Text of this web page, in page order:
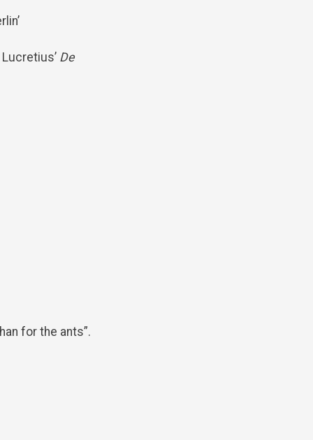
De
for the ants”.